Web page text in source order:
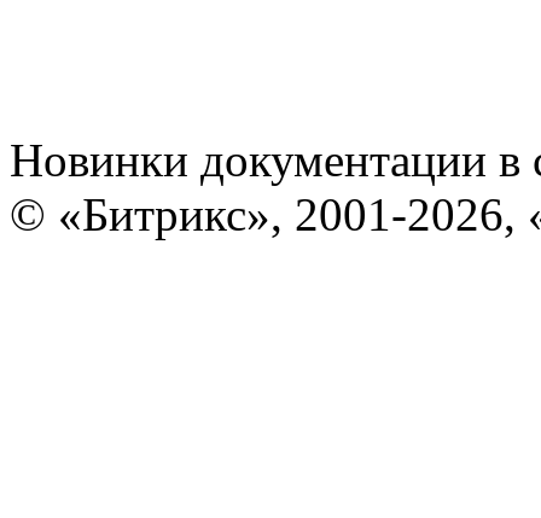
Новинки документации в
© «Битрикс», 2001-2026,